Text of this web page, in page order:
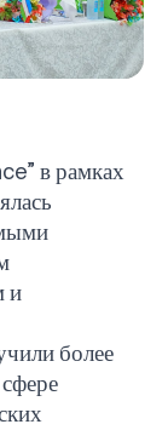
” в рамках
и
более